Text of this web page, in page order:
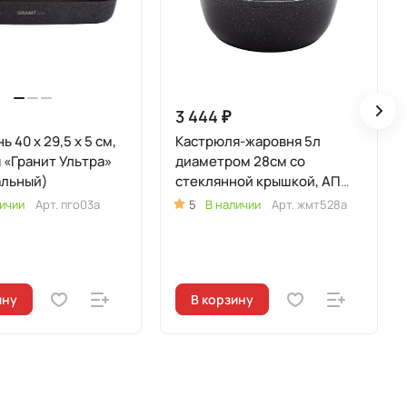
40 x 29,5 x 5 см,
Ультра»
Арт. пго03а
3 444 ₽
Кастрюля-жаровня 5л
диаметром 28см со
стеклянной крышкой, АП
(темный мрамор)
5 В наличии Арт. жмт528а
В корзину